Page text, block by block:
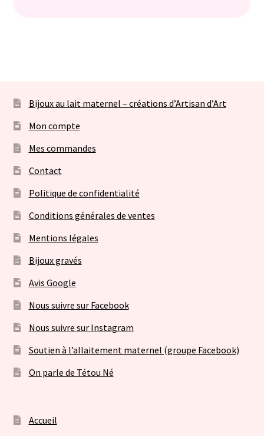
Bijoux au lait maternel – créations d’Artisan d’Art
Mon compte
Mes commandes
Contact
Politique de confidentialité
Conditions générales de ventes
Mentions légales
Bijoux gravés
Avis Google
Nous suivre sur Facebook
Nous suivre sur Instagram
Soutien à l’allaitement maternel (groupe Facebook)
On parle de Tétou Né
Accueil